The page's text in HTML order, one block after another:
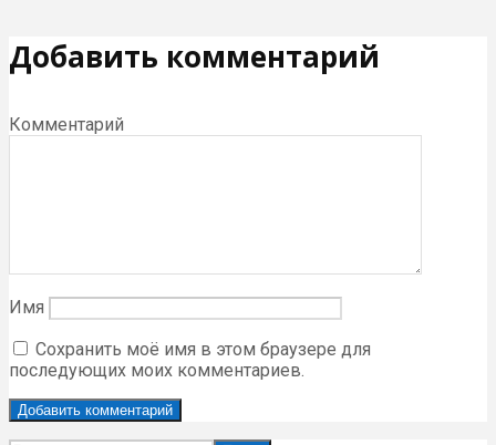
Добавить комментарий
Комментарий
Имя
Сохранить моё имя в этом браузере для
последующих моих комментариев.